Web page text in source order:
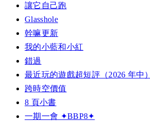
讓它自己跑
Glasshole
幹嘛更新
我的小藍和小紅
錯過
最近玩的遊戲超短評（2026 年中）
跨時空價值
8 頁小書
一期一會 ✦BBP8✦